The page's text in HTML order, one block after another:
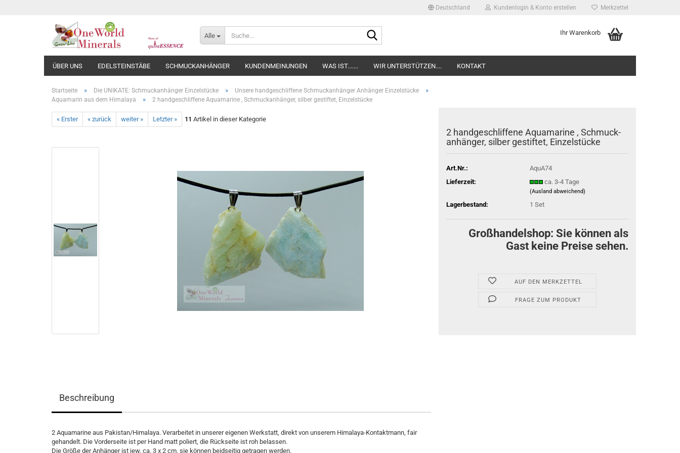
Deutschland Kundenlogin & Konto erstellen
E-Mail
Passwort
Konto erstellen
Merkzettel
Alle Ihr Warenkorb
ÜBER UNS EDELSTEINSTÄBE SCHMUCKANHÄNGER KUNDENMEINUNGEN WAS IST....... WIR UNTERSTÜTZEN.... KONTAKT
Startseite » Die UNIKATE: Schmuckanhänger Einzelstücke » Unsere handgeschliffene Schmuckanhänger Anhänger Einzelstücke »
Aquamarin aus dem Himalaya » 2 handgeschliffene Aquamarine , Schmuckanhänger, silber gestiftet, Einzelstücke
« Erster « zurück weiter » Letzter » 11 Artikel in dieser Kategorie
2 hand­ge­schlif­fe­ne Aqua­ma­ri­ne , Schmuck­
an­hän­ger, sil­ber ge­stif­tet, Ein­zel­stü­cke
Art.Nr.:
AquA74
Lieferzeit:
ca. 3-4 Tage
(Ausland abweichend)
Lagerbestand: 1 Set
Großhandelshop: Sie können als
Gast keine Preise sehen.
AUF DEN MERKZETTEL
FRAGE ZUM PRODUKT
Beschreibung
2 Aquamarine aus Pakistan/Himalaya. Verarbeitet in unserer eigenen Werkstatt, direkt von unserem Himalaya-Kontaktmann, fair
gehandelt. Die Vorderseite ist per Hand matt poliert, die Rückseite ist roh belassen.
Die Größe der Anhänger ist jew. ca. 3 x 2 cm, sie können beidseitig getragen werden.